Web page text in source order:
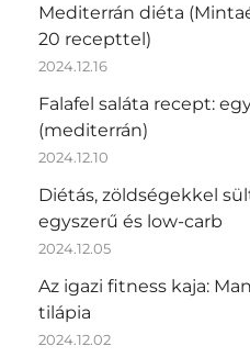
Mediterrán diéta
20 recepttel)
2024.12.16
Falafel saláta recept:
(mediterrán)
2024.12.10
Diétás, zöldségekkel
egyszerű és low-carb
2024.12.05
Az igazi fitness kaja:
tilápia
2024.12.02